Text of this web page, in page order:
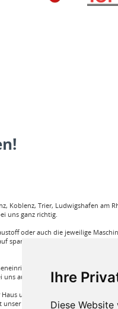
Ihre
Diese
Trier, Ludwigshafen am
uns ganz richtig.
oder auch die jeweilige
man sehr viel Zeit und
Böden und viele
uns auf Rechnung Baustoffe kaufen.
und für den Innenausbau. Wir
Service Team aus